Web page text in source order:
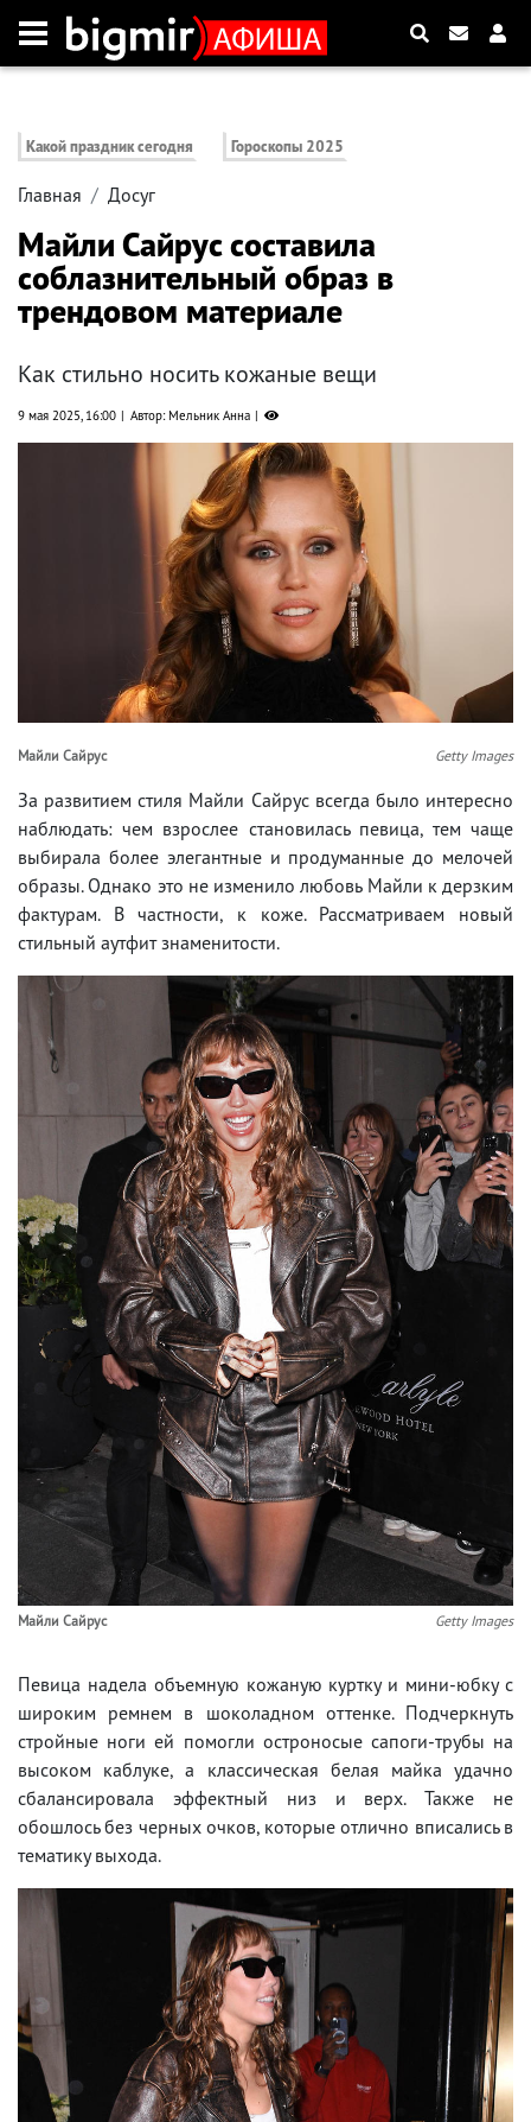
Какой праздник сегодня Гороскопы 2025
Главная Досуг
Майли Сайрус составила
соблазнительный образ в
трендовом материале
Как стильно носить кожаные вещи
9 мая 2025, 16:00 Автор: Мельник Анна
Майли Сайрус Getty Images
За развитием стиля Майли Сайрус всегда было интересно
наблюдать: чем взрослее становилась певица, тем чаще
выбирала более элегантные и продуманные до мелочей
образы. Однако это не изменило любовь Майли к дерзким
фактурам. В частности, к коже. Рассматриваем новый
стильный аутфит знаменитости.
Майли Сайрус Getty Images
Певица надела объемную кожаную куртку и мини-юбку с
широким ремнем в шоколадном оттенке. Подчеркнуть
стройные ноги ей помогли остроносые сапоги-трубы на
высоком каблуке, а классическая белая майка удачно
сбалансировала эффектный низ и верх. Также не
обошлось без черных очков, которые отлично вписались в
тематику выхода.